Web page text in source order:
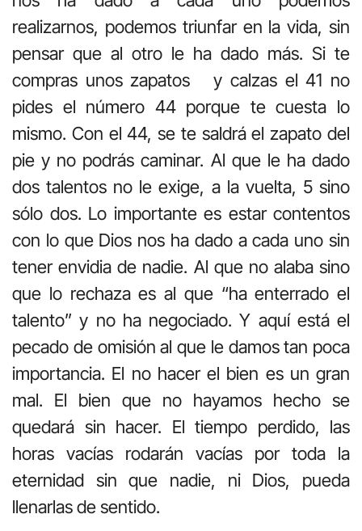
realizarnos, podemos triunfar en la vida, sin
pensar que al otro le ha dado más. Si te
compras unos zapatos y calzas el 41 no
pides el número 44 porque te cuesta lo
mismo. Con el 44, se te saldrá el zapato del
pie y no podrás caminar. Al que le ha dado
dos talentos no le exige, a la vuelta, 5 sino
sólo dos. Lo importante es estar contentos
con lo que Dios nos ha dado a cada uno sin
tener envidia de nadie. Al que no alaba sino
que lo rechaza es al que “ha enterrado el
talento” y no ha negociado. Y aquí está el
pecado de omisión al que le damos tan poca
importancia. El no hacer el bien es un gran
mal. El bien que no hayamos hecho se
quedará sin hacer. El tiempo perdido, las
horas vacías rodarán vacías por toda la
eternidad sin que nadie, ni Dios, pueda
llenarlas de sentido.